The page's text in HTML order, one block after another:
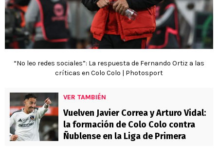
“No leo redes sociales”: La respuesta de Fernando Ortiz a las
críticas en Colo Colo | Photosport
VER TAMBIÉN
Vuelven Javier Correa y Arturo Vidal:
la formación de Colo Colo contra
Ñublense en la Liga de Primera